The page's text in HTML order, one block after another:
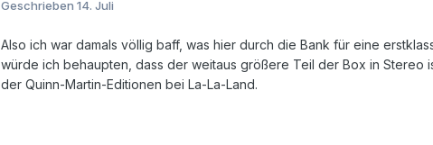
Geschrieben 14. Juli
Also ich war damals völlig baff, was hier durch die Bank für eine
würde ich behaupten, dass der weitaus größere Teil der Box in Stereo
der Quinn-Martin-Editionen bei La-La-Land.